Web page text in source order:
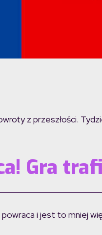
z przeszłości.
Gra
i jest to mniej